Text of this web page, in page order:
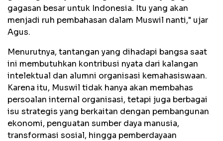
gagasan besar untuk Indonesia. Itu yang akan
menjadi ruh pembahasan dalam Muswil nanti," ujar
Agus.
Menurutnya, tantangan yang dihadapi bangsa saat
ini membutuhkan kontribusi nyata dari kalangan
intelektual dan alumni organisasi kemahasiswaan.
Karena itu, Muswil tidak hanya akan membahas
persoalan internal organisasi, tetapi juga berbagai
isu strategis yang berkaitan dengan pembangunan
ekonomi, penguatan sumber daya manusia,
transformasi sosial, hingga pemberdayaan